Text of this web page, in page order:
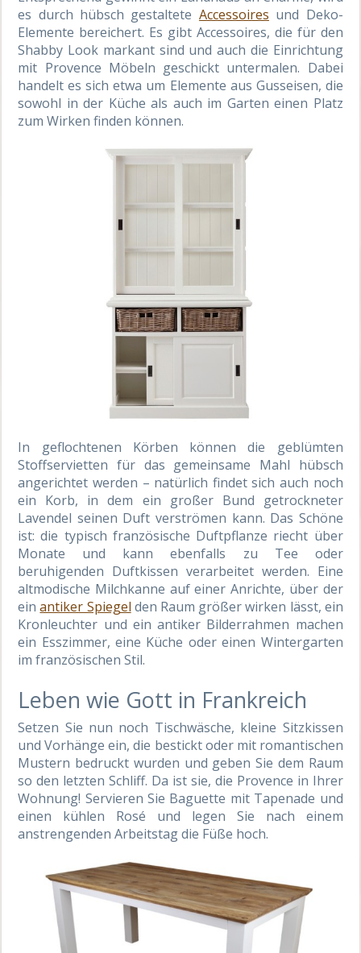
es durch hübsch gestaltete Accessoires und Deko-
Elemente bereichert. Es gibt Accessoires, die für den
Shabby Look markant sind und auch die Einrichtung
mit Provence Möbeln geschickt untermalen. Dabei
handelt es sich etwa um Elemente aus Gusseisen, die
sowohl in der Küche als auch im Garten einen Platz
zum Wirken finden können.
In geflochtenen Körben können die geblümten
Stoffservietten für das gemeinsame Mahl hübsch
angerichtet werden – natürlich findet sich auch noch
ein Korb, in dem ein großer Bund getrockneter
Lavendel seinen Duft verströmen kann. Das Schöne
ist: die typisch französische Duftpflanze riecht über
Monate und kann ebenfalls zu Tee oder
beruhigenden Duftkissen verarbeitet werden. Eine
altmodische Milchkanne auf einer Anrichte, über der
einantiker Spiegel den Raum größer wirken lässt, ein
Kronleuchter und ein antiker Bilderrahmen machen
ein Esszimmer, eine Küche oder einen Wintergarten
im französischen Stil.
Leben wie Gott in Frankreich
Setzen Sie nun noch Tischwäsche, kleine Sitzkissen
und Vorhänge ein, die bestickt oder mit romantischen
Mustern bedruckt wurden und geben Sie dem Raum
so den letzten Schliff. Da ist sie, die Provence in Ihrer
Wohnung! Servieren Sie Baguette mit Tapenade und
einen kühlen Rosé und legen Sie nach einem
anstrengenden Arbeitstag die Füße hoch.